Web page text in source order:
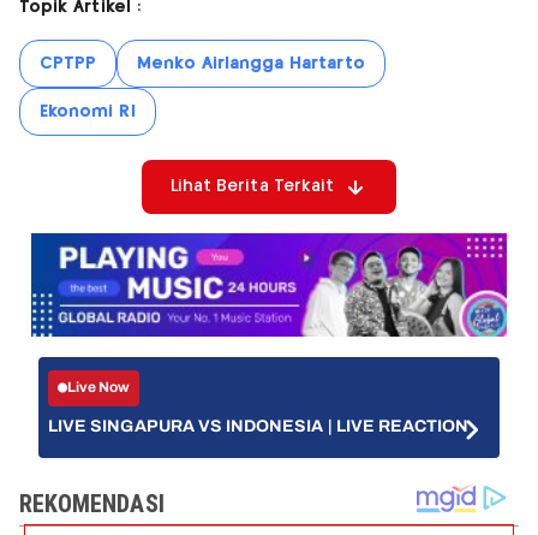
Topik Artikel :
CPTPP Menko Airlangga Hartarto
Ekonomi RI
Lihat Berita Terkait
Live Now
LIVE SINGAPURA VS INDONESIA | LIVE REACTION